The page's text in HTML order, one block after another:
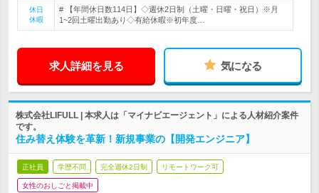
休日
休暇
# 【年間休日数114日】◇週休2日制（土曜・日曜・祝日）※月
1~2回土曜出勤あり◇有給休暇※初年度…
求人詳細を見る 気になる
株式会社LIFULL | 本求人は「マイナビエージェント」による人材紹介案件
です。
住み替え体験を革新！新規事業の【開発エンジニア】
正社員 学歴不問 完全週休2日制 リモートワーク可
女性のおしごと掲載中